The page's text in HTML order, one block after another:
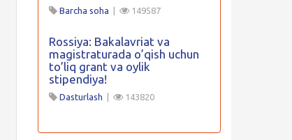
Barcha soha 149587
Rossiya: Bakalavriat va
magistraturada o’qish uchun
to’liq grant va oylik
stipendiya!
Dasturlash 143820